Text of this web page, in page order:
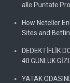
alle Puntate
How Neteller
Sites and
DEDEKTİFLİK
40 GÜNLÜK
YATAK